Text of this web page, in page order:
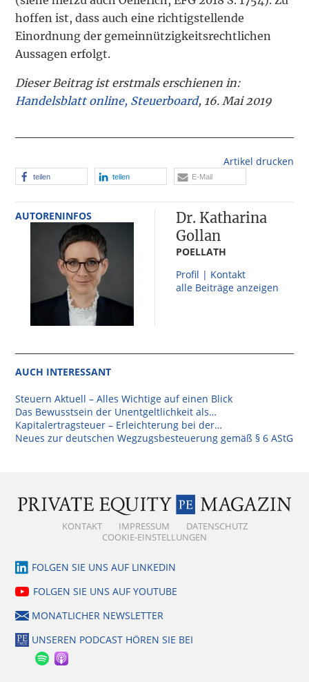
hoffen ist, dass auch eine richtigstellende
Einordnung der gemeinnützigkeitsrechtlichen
Aussagen erfolgt.
Dieser Beitrag ist erstmals erschienen in:
Handelsblatt online, Steuerboard, 16. Mai 2019
Artikel drucken
teilen teilen E-Mail
AUTORENINFOS
Dr. Katharina
Gollan
POELLATH
Profil | Kontakt
alle Beiträge anzeigen
AUCH INTERESSANT
Steuern Aktuell – Alles Wichtige auf einen Blick
Das Bewusstsein der Unentgeltlichkeit als…
Kapitalertragsteuer – Erleichterung bei der…
Neues zur deutschen Wegzugsbesteuerung gemäß § 6 AStG
KONTAKT IMPRESSUM
DATENSCHUTZ
COOKIE-EINSTELLUNGEN
FOLGEN SIE UNS AUF LINKEDIN
FOLGEN SIE UNS AUF YOUTUBE
MONATLICHER NEWSLETTER
UNSEREN PODCAST HÖREN SIE BEI